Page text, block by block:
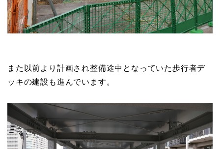
また以前より計画され整備途中となっていた歩行者デ
ッキの建設も進んでいます。